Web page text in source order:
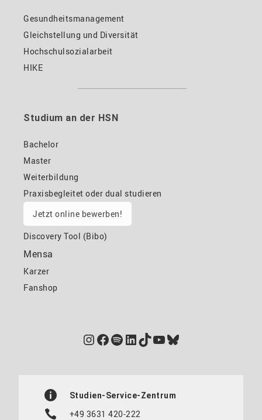
Gesundheitsmanagement
Gleichstellung und Diversität
Hochschulsozialarbeit
HIKE
Studium an der HSN
Bachelor
Master
Weiterbildung
Praxisbegleitet oder dual studieren
Jetzt online bewerben!
Discovery Tool (Bibo)
Mensa
Karzer
Fanshop
Instagram
Facebook
Spotify
LinkedIn
TikTok
YouTube
Bluesky
Studien-Service-Zentrum
+49 3631 420-222